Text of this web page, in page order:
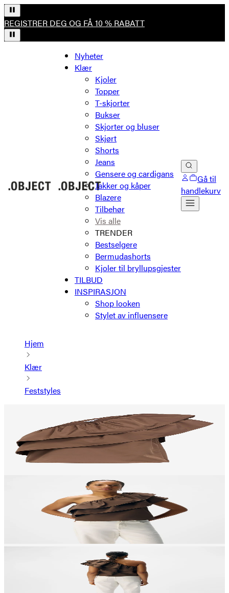
REGISTRER DEG OG FÅ 10 % RABATT
Nyheter
Klær
Kjoler
Topper
T-skjorter
Bukser
Skjorter og bluser
Skjørt
Shorts
Jeans
Gensere og cardigans
Jakker og kåper
Blazere
Tilbehør
Vis alle
TRENDER
Bestselgere
Bermudashorts
Kjoler til bryllupsgjester
TILBUD
INSPIRASJON
Shop looken
Stylet av influensere
Gå til
handlekurv
Hjem
Klær
Feststyles